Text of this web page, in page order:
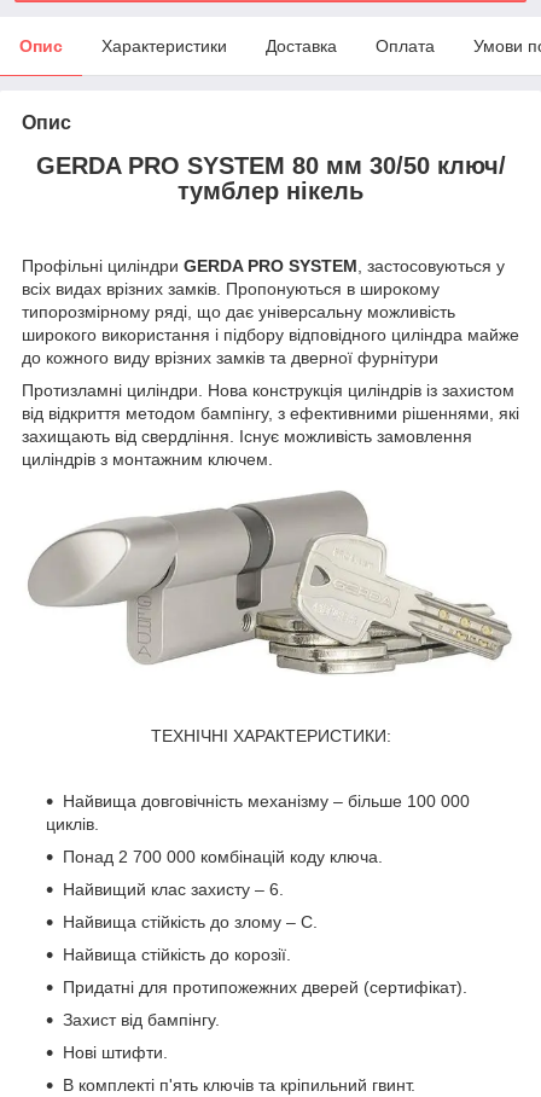
Опис Характеристики Доставка Оплата Умови
Опис
GERDA PRO SYSTEM 80 мм 30/50 ключ/
тумблер нікель
Профільні циліндри GERDA PRO SYSTEM, застосовуються у
всіх видах врізних замків. Пропонуються в широкому
типорозмірному ряді, що дає універсальну можливість
широкого використання і підбору відповідного циліндра майже
до кожного виду врізних замків та дверної фурнітури
Протизламні циліндри. Нова конструкція циліндрів із захистом
від відкриття методом бампінгу, з ефективними рішеннями, які
захищають від свердління. Існує можливість замовлення
циліндрів з монтажним ключем.
ТЕХНІЧНІ ХАРАКТЕРИСТИКИ:
Найвища довговічність механізму – більше 100 000
циклів.
Понад 2 700 000 комбінацій коду ключа.
Найвищий клас захисту – 6.
Найвища стійкість до злому – C.
Найвища стійкість до корозії.
Придатні для протипожежних дверей (сертифікат).
Захист від бампінгу.
Нові штифти.
В комплекті п'ять ключів та кріпильний гвинт.